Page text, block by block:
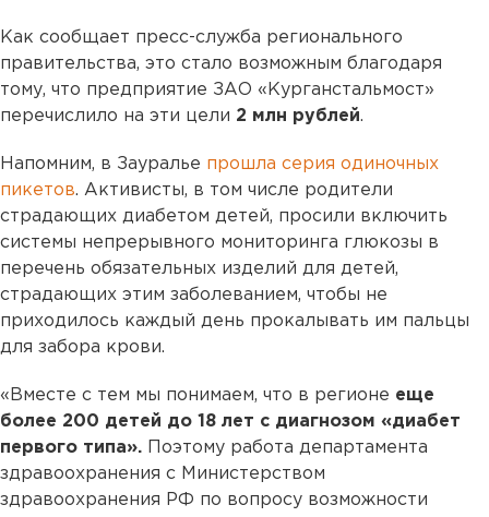
Как сообщает пресс-служба регионального
правительства, это стало возможным благодаря
тому, что предприятие ЗАО «Курганстальмост»
перечислило на эти цели 2 млн рублей.
Напомним, в Зауралье прошла серия одиночных
пикетов. Активисты, в том числе родители
страдающих диабетом детей, просили включить
системы непрерывного мониторинга глюкозы в
перечень обязательных изделий для детей,
страдающих этим заболеванием, чтобы не
приходилось каждый день прокалывать им пальцы
для забора крови.
«Вместе с тем мы понимаем, что в регионе еще
более 200 детей до 18 лет с диагнозом «диабет
первого типа». Поэтому работа департамента
здравоохранения с Министерством
здравоохранения РФ по вопросу возможности